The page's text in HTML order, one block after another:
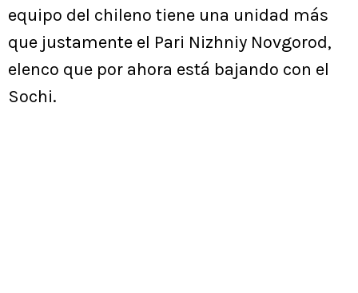
equipo del chileno tiene una unidad más
que justamente el Pari Nizhniy Novgorod,
elenco que por ahora está bajando con el
Sochi.